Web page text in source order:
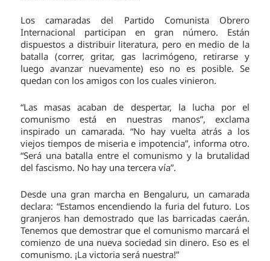
Los camaradas del Partido Comunista Obrero
Internacional participan en gran número. Están
dispuestos a distribuir literatura, pero en medio de la
batalla (correr, gritar, gas lacrimógeno, retirarse y
luego avanzar nuevamente) eso no es posible. Se
quedan con los amigos con los cuales vinieron.
“Las masas acaban de despertar, la lucha por el
comunismo está en nuestras manos”, exclama
inspirado un camarada. “No hay vuelta atrás a los
viejos tiempos de miseria e impotencia”, informa otro.
“Será una batalla entre el comunismo y la brutalidad
del fascismo. No hay una tercera vía”.
Desde una gran marcha en Bengaluru, un camarada
declara: “Estamos encendiendo la furia del futuro. Los
granjeros han demostrado que las barricadas caerán.
Tenemos que demostrar que el comunismo marcará el
comienzo de una nueva sociedad sin dinero. Eso es el
comunismo. ¡La victoria será nuestra!”